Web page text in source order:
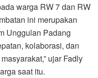
warga RW 7 dan RW
ini merupakan
Unggulan Padang
kolaborasi, dan
ujar Fadly
saat itu.